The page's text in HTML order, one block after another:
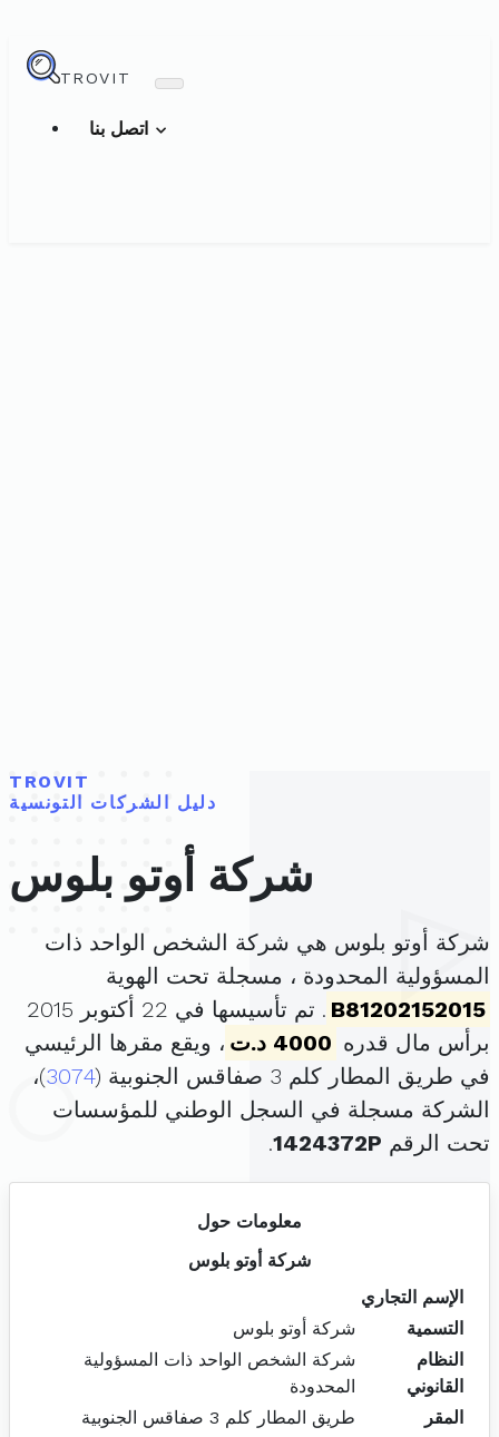
TROVIT
TROVIT
دليل الشركات التونسية
شركة أوتو بلوس
شركة أوتو بلوس هي شركة الشخص الواحد ذات
المسؤولية المحدودة ، مسجلة تحت الهوية
B81202152015
. تم تأسيسها في 22 أكتوبر 2015
برأس مال قدره 4000 د.ت
، ويقع مقرها الرئيسي
في طريق المطار كلم 3 صفاقس الجنوبية (
3074)،
الشركة مسجلة في السجل الوطني للمؤسسات
تحت الرقم 1424372P
.
معلومات حول
شركة أوتو بلوس
الإسم التجاري
التسمية
شركة أوتو بلوس
النظام
القانوني
شركة الشخص الواحد ذات المسؤولية
المحدودة
المقر
طريق المطار كلم 3 صفاقس الجنوبية